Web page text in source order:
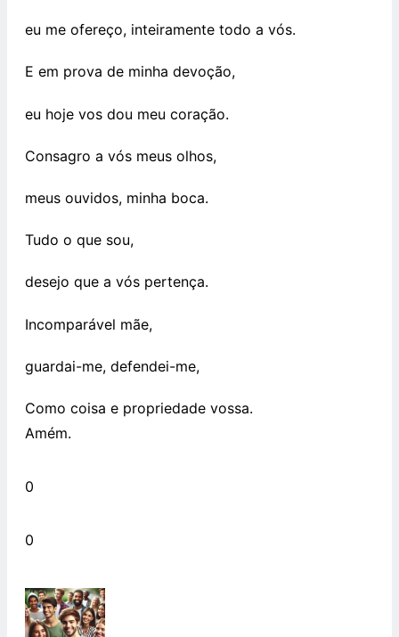
eu me ofereço, inteiramente todo a vós.
E em prova de minha devoção,
eu hoje vos dou meu coração.
Consagro a vós meus olhos,
meus ouvidos, minha boca.
Tudo o que sou,
desejo que a vós pertença.
Incomparável mãe,
guardai-me, defendei-me,
Como coisa e propriedade vossa.
Amém.
0
0